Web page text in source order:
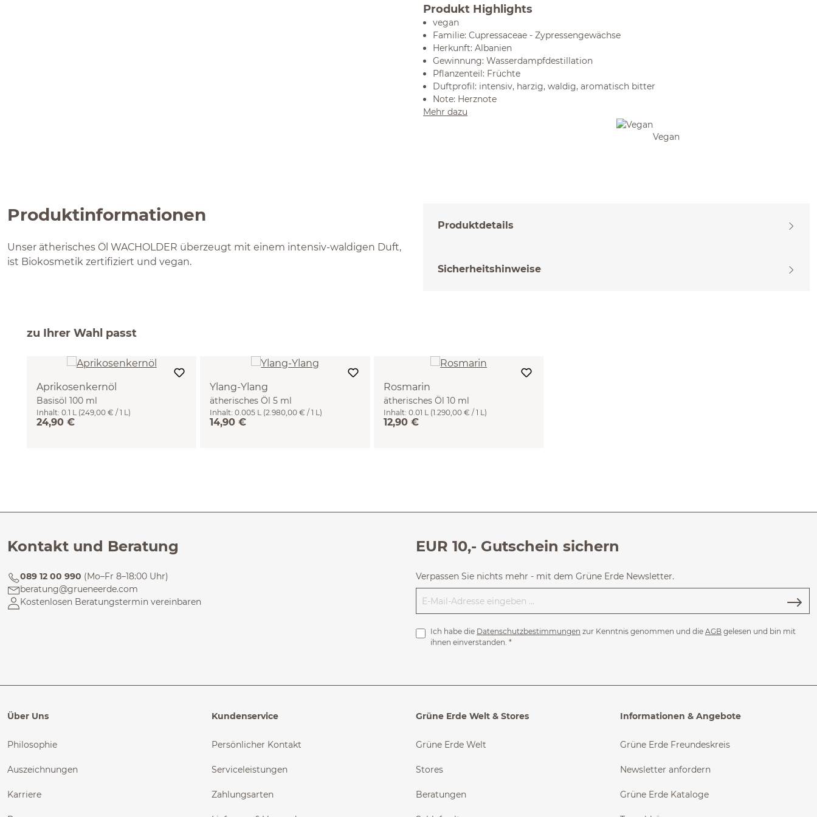
Produkt Highlights
vegan
Familie: Cupressaceae - Zypressengewächse
Herkunft: Albanien
Gewinnung: Wasserdampfdestillation
Pflanzenteil: Früchte
Duftprofil: intensiv, harzig, waldig, aromatisch bitter
Note: Herznote
Mehr dazu
Vegan
Produktinformationen
Unser ätherisches Öl WACHOLDER überzeugt mit einem intensiv-waldigen Duft,
ist Biokosmetik zertifiziert und vegan.
Produktdetails
Sicherheitshinweise
zu Ihrer Wahl passt
Aprikosenkernöl
Basisöl 100 ml
Inhalt: 0.1 L (249,00 € / 1 L)
24,90 €
Ylang-Ylang
ätherisches Öl 5 ml
Inhalt:0.005 L (2.980,00 € / 1 L)
14,90 €
Rosmarin
ätherisches Öl 10 ml
Inhalt: 0.01 L (1.290,00 € / 1 L)
12,90 €
Kontakt und Beratung
089 12 00 990 (Mo–Fr 8–18:00 Uhr)
beratung@grueneerde.com
Kostenlosen Beratungstermin vereinbaren
EUR 10,- Gutschein sichern
Verpassen Sie nichts mehr - mit dem Grüne Erde Newsletter.
Ich habe die Datenschutzbestimmungen zur Kenntnis genommen und die AGB gelesen und bin mit
ihnen einverstanden. *
Über Uns
Philosophie
Auszeichnungen
Karriere
Kundenservice
Persönlicher Kontakt
Serviceleistungen
Zahlungsarten
Grüne Erde Welt & Stores
Grüne Erde Welt
Stores
Beratungen
Informationen & Angebote
Grüne Erde Freundeskreis
Newsletter anfordern
Grüne Erde Kataloge